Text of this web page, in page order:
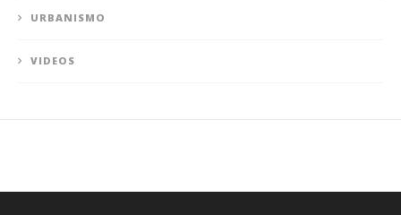
URBANISMO
VIDEOS